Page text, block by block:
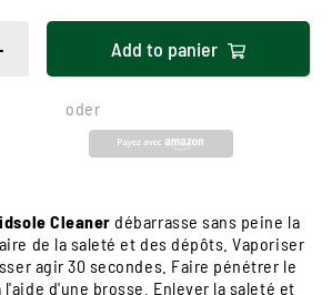
Add to panier
oder
Cleaner débarrasse sans peine la
de la saleté et des dépôts. Vaporiser
agir 30 secondes. Faire pénétrer le
l'aide d'une brosse. Enlever la saleté et